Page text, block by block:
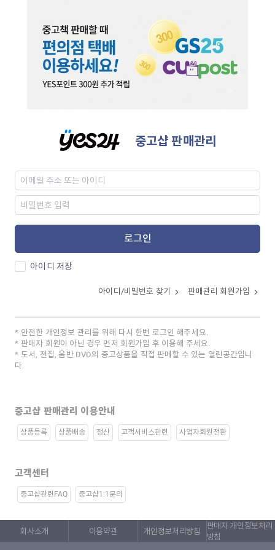
중고샵 판매관리
로그인
아이디 저장
아이디/비밀번호 찾기 판매관리 회원가입
안전한 개인정보 관리를 위해 다시 한번 로그인 해주세요.
판매자 회원이 아닌 경우 먼저 회원가입 후 이용해 주세요.
도서, 전집, 음반 DVD의 중고상품을 직접 판매할 수 있는 열린공간입니
다.
중고샵 판매관리 이용안내
상품등록 상품배송 정산 고객서비스관련 사업자회원전환
고객센터
중고샵관련FAQ 중고샵1:1문의
회사소개 이용약관 개인정보처리방침
판매자 개인정보처리
방침